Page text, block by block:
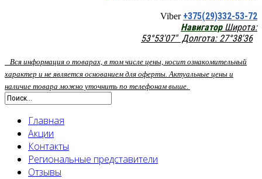
Viber +375(29)332-53-72
НавигаторШирота:
53°53'07" Долгота: 27°38'36
Вся информация о товарах, в том числе цены, носит ознакомительный
характер и не является основанием для оферты. Актуальные цены и
наличие товара можно уточнить по телефонам выше.
Главная
Акции
Контакты
Региональные представители
Отзывы